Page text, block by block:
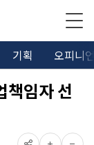
기획 오피니
책임자 선